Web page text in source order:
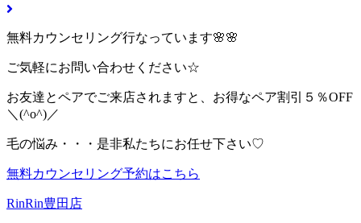
無料カウンセリング行なっています🌸🌸
ご気軽にお問い合わせください☆
お友達とペアでご来店されますと、お得なペア割引５％OFF
＼(^o^)／
毛の悩み・・・是非私たちにお任せ下さい♡
無料カウンセリング予約はこちら
RinRin豊田店